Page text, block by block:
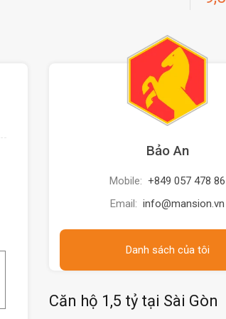
Bảo An
Mobile: +849 057 478 86
Email: info@mansion.vn
Danh sách của tôi
Căn hộ 1,5 tỷ tại Sài Gòn